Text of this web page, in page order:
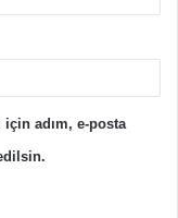
için adım, e-posta